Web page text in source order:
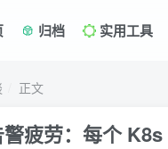
归档 实用工具
正文
疲劳：每个